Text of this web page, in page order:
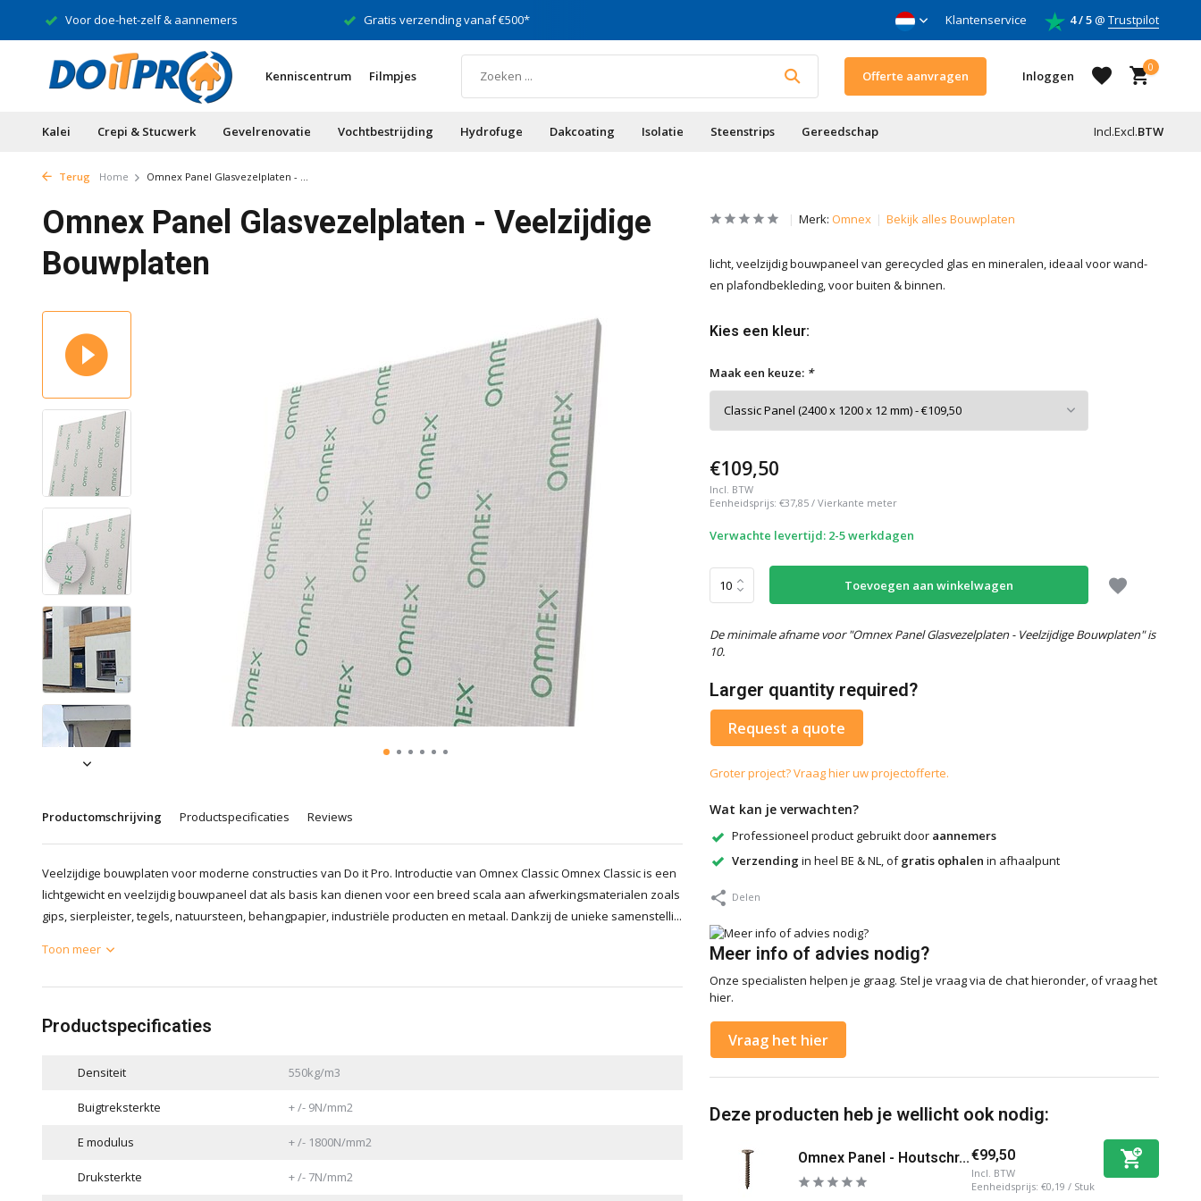
Voor doe-het-zelf & aannemers Gratis verzending vanaf €500* Voor doe-het-zelf & aannemers
Klantenservice 4 / 5@ Trustpilot
Kenniscentrum Filmpjes Offerte aanvragen Inloggen
0
Kalei Crepi & Stucwerk Gevelrenovatie Vochtbestrijding Hydrofuge Dakcoating Isolatie Steenstrips Gereedschap Incl.Excl.BTW
Terug Home Omnex Panel Glasvezelplaten - ...
Omnex Panel Glasvezelplaten - Veelzijdige
Bouwplaten
Productomschrijving Productspecificaties Reviews
Veelzijdige bouwplaten voor moderne constructies van Do it Pro. Introductie van Omnex Classic Omnex Classic is een
lichtgewicht en veelzijdig bouwpaneel dat als basis kan dienen voor een breed scala aan afwerkingsmaterialen zoals
gips, sierpleister, tegels, natuursteen, behangpapier, industriële producten en metaal. Dankzij de unieke samenstelli...
Toon meer
Productspecificaties
Densiteit 550kg/m3
Buigtreksterkte + /- 9N/mm2
E modulus + /- 1800N/mm2
Druksterkte + /- 7N/mm2
Merk: Omnex Bekijk alles Bouwplaten
licht, veelzijdig bouwpaneel van gerecycled glas en mineralen, ideaal voor wand-
en plafondbekleding, voor buiten & binnen.
Kies een kleur:
Maak een keuze: *
€109,50
Incl. BTW
Eenheidsprijs: €37,85/ Vierkante meter
Verwachte levertijd: 2-5 werkdagen
Toevoegen aan winkelwagen
De minimale afname voor "Omnex Panel Glasvezelplaten - Veelzijdige Bouwplaten" is
10.
Larger quantity required?
Request a quote
Groter project? Vraag hier uw projectofferte.
Wat kan je verwachten?
Professioneel product gebruikt door aannemers
Verzending in heel BE & NL, ofgratis ophalen in afhaalpunt
Delen
Meer info of advies nodig?
Onze specialisten helpen je graag. Stel je vraag via de chat hieronder, of vraag het
hier.
Vraag het hier
Deze producten heb je wellicht ook nodig:
Omnex Panel - Houtschr...€99,50
Incl. BTW
Eenheidsprijs: €0,19 / Stuk